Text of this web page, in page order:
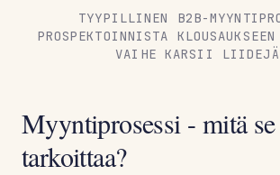
TYYPILLINEN B2B-
PROSPEKTOINNISTA
VAIHE KARSII
Myyntiprosessi - mitä se
tarkoittaa?